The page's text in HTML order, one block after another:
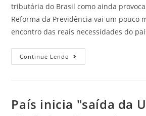
tributária do Brasil como ainda
Reforma da Previdência vai um pouco
encontro das reais necessidades do
Continue Lendo
País inicia "saída da